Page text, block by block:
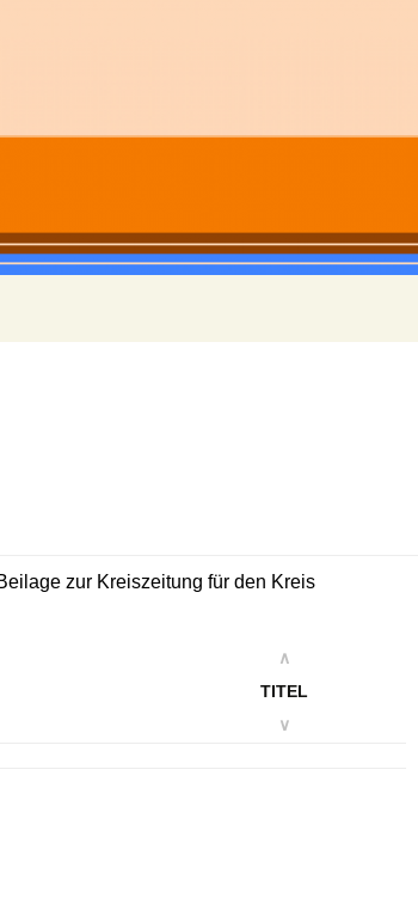
zur Kreiszeitung für den Kreis
∧
TITEL
∨